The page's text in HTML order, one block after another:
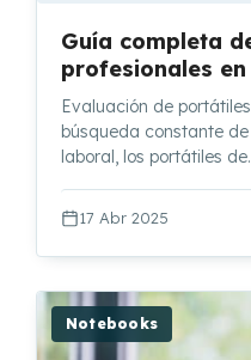
Guía completa
profesionales en
Evaluación de
búsqueda constante
laboral, los portátiles
17 Abr 2025
Notebooks